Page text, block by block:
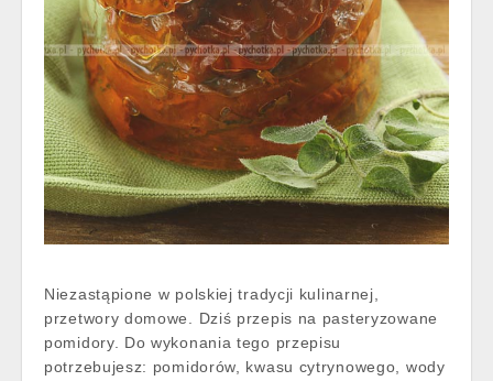
Niezastąpione w polskiej tradycji kulinarnej,
przetwory domowe. Dziś przepis na pasteryzowane
pomidory. Do wykonania tego przepisu
potrzebujesz: pomidorów, kwasu cytrynowego, wody